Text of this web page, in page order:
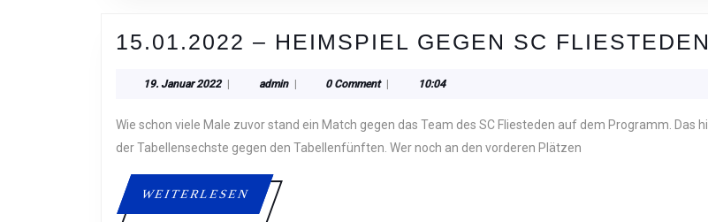
15.01.2022 – HEIMSPIEL GEGEN SC FLIESTEDEN
19. Januar 202219.
adminadmin 0 Comment 10:04
Wie schon viele Male zuvor stand ein Match gegen das Team des SC Fliesteden auf dem Programm. Das hieß
der Tabellensechste gegen den Tabellenfünften. Wer noch an den vorderen Plätzen
WEITERLESENWEITERLESEN